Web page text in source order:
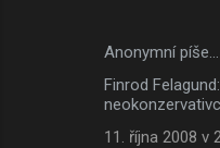
Anonymní píše…
Finrod
11. října 2008 v